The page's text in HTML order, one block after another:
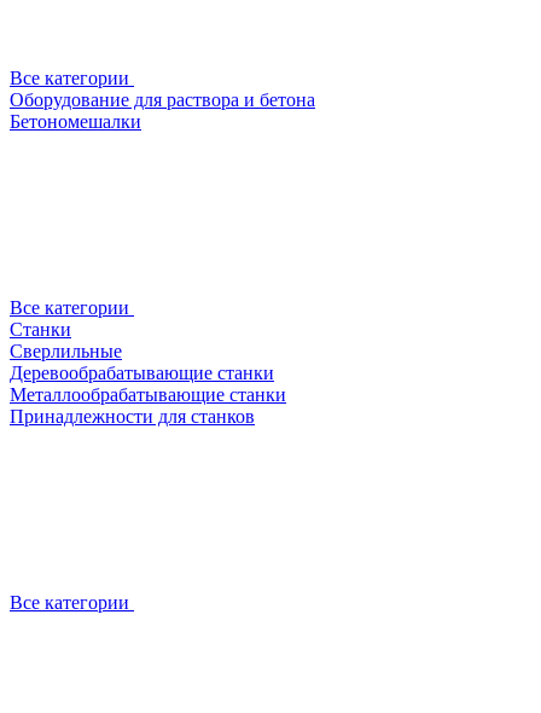
Все категории
Оборудование для раствора и бетона
Бетономешалки
Все категории
Станки
Сверлильные
Деревообрабатывающие станки
Металлообрабатывающие станки
Принадлежности для станков
Все категории